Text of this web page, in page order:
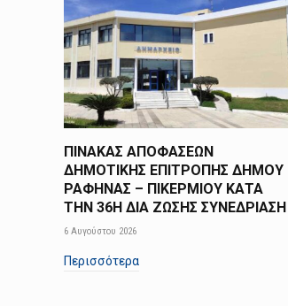
ΠΙΝΑΚΑΣ ΑΠΟΦΑΣΕΩΝ
ΔΗΜΟΤΙΚΗΣ ΕΠΙΤΡΟΠΗΣ ΔΗΜΟΥ
ΡΑΦΗΝΑΣ – ΠΙΚΕΡΜΙΟΥ ΚΑΤΑ
ΤΗΝ 36Η ΔΙΑ ΖΩΣΗΣ ΣΥΝΕΔΡΙΑΣΗ
6 Αυγούστου 2026
Περισσότερα